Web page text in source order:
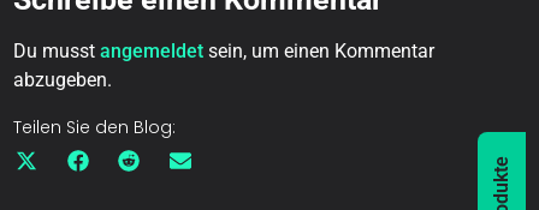
Du musstangemeldet sein, um einen Kommentar
abzugeben.
Teilen Sie den Blog: